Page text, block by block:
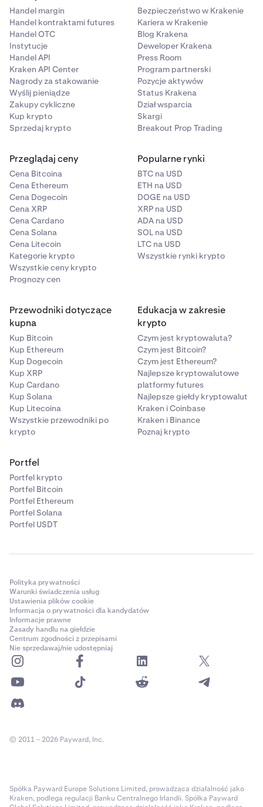
Handel margin
Handel kontraktami futures
Handel OTC
Instytucje
Handel API
Kraken API Center
Nagrody za stakowanie
Wyślij pieniądze
Zakupy cykliczne
Kup krypto
Sprzedaj krypto
Bezpieczeństwo w Krakenie
Kariera w Krakenie
Blog Krakena
Deweloper Krakena
Press Room
Program partnerski
Pozycje aktywów
Status Krakena
Dział wsparcia
Skargi
Breakout Prop Trading
Przeglądaj ceny
Cena Bitcoina
Cena Ethereum
Cena Dogecoin
Cena XRP
Cena Cardano
Cena Solana
Cena Litecoin
Kategorie krypto
Wszystkie ceny krypto
Prognozy cen
Popularne rynki
BTC na USD
ETH na USD
DOGE na USD
XRP na USD
ADA na USD
SOL na USD
LTC na USD
Wszystkie rynki krypto
Przewodniki dotyczące
kupna
Kup Bitcoin
Kup Ethereum
Kup Dogecoin
Kup XRP
Kup Cardano
Kup Solana
Kup Litecoina
Wszystkie przewodniki po
krypto
Edukacja w zakresie
krypto
Czym jest kryptowaluta?
Czym jest Bitcoin?
Czym jest Ethereum?
Najlepsze kryptowalutowe
platformy futures
Najlepsze giełdy kryptowalut
Kraken i Coinbase
Kraken i Binance
Poznaj krypto
Portfel
Portfel krypto
Portfel Bitcoin
Portfel Ethereum
Portfel Solana
Portfel USDT
Polityka prywatności
Warunki świadczenia usług
Ustawienia plików cookie
Informacja o prywatności dla kandydatów
Informacje prawne
Zasady handlu na giełdzie
Centrum zgodności z przepisami
Nie sprzedawaj/nie udostępniaj
© 2011 – 2026 Payward, Inc.
Spółka Payward Europe Solutions Limited, prowadząca działalność jako
Kraken, podlega regulacji Banku Centralnego Irlandii. Spółka Payward